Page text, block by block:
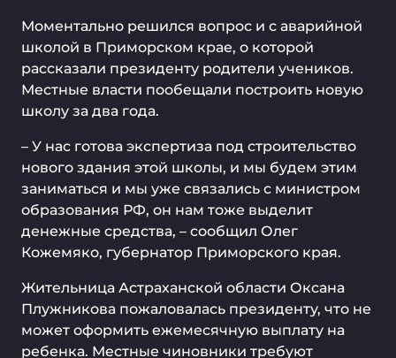
Моментально решился вопрос и с аварийной
школой в Приморском крае, о которой
рассказали президенту родители учеников.
Местные власти пообещали построить новую
школу за два года.
– У нас готова экспертиза под строительство
нового здания этой школы, и мы будем этим
заниматься и мы уже связались с министром
образования РФ, он нам тоже выделит
денежные средства, – сообщил Олег
Кожемяко, губернатор Приморского края.
Жительница Астраханской области Оксана
Плужникова пожаловалась президенту, что не
может оформить ежемесячную выплату на
ребенка. Местные чиновники требуют